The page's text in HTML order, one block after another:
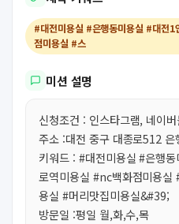
#대전미용실 #은행동미용실 #대전
점미용실 #스
미션 설명
신청조건 : 인스타그램, 네이
주소 :대전 중구 대종로512
키워드 : #대전미용실 #은행
로역미용실 #nc백화점미용실
용실 #머리맛집미용실&#39;
방문일 :평일 월,화,수,목